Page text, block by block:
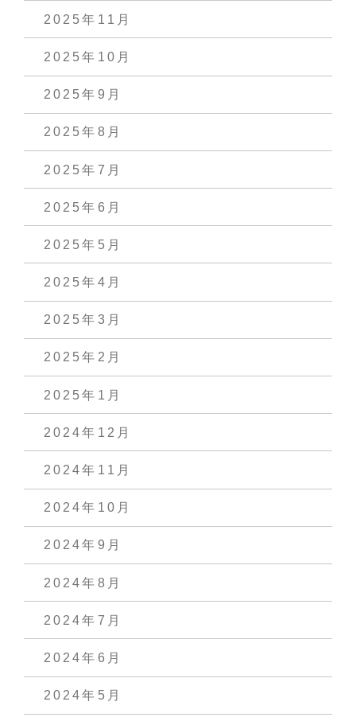
2025年11月
2025年10月
2025年9月
2025年8月
2025年7月
2025年6月
2025年5月
2025年4月
2025年3月
2025年2月
2025年1月
2024年12月
2024年11月
2024年10月
2024年9月
2024年8月
2024年7月
2024年6月
2024年5月